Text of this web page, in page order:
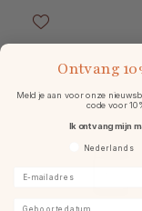
Ontvang
Meld je aan voor onze
code voor
Ik ontvang mijn
Voorkeurtaal
Nederlands